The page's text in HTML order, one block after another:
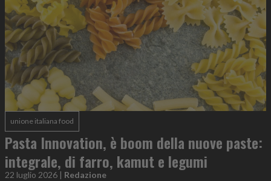
unione italiana food
Pasta Innovation, è boom della nuove paste:
integrale, di farro, kamut e legumi
22 luglio 2026 | Redazione